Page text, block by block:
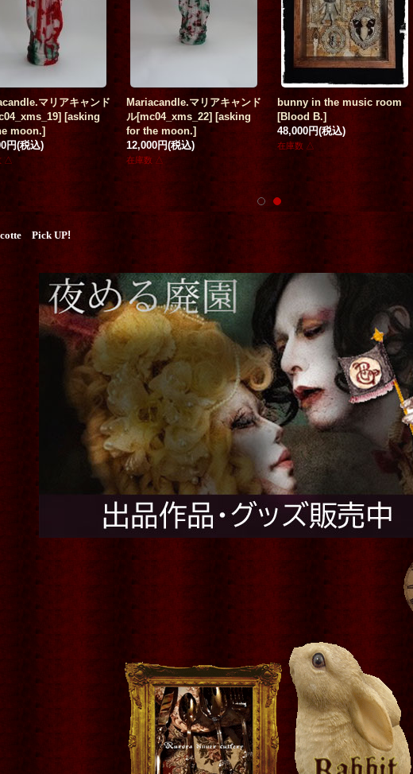
イラストハンドメイ
y.nyanmo ]
「廃屋の猫達」 A5アートカ
ード
[ 市原綾彦 Ichihara
Ayahiko
200円 (税込)
[再入荷]
Tights No.11 Knives Out
[KOMACHI2266531DarkLolita
4,500円(税込)
マリアキャンド
[asking
moon.]
円(税込)
△
Mariacandle.マリアキャンド
ル[mc04_xms_22] [asking
for the moon.]
12,000円(税込)
在庫数 △
bunny in the music room
[Blood B.]
48,000円(税込)
在庫数 △
Pick UP!